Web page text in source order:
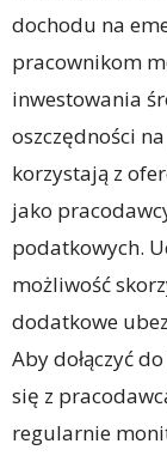
dochodu na
pracownikom
inwestowania
oszczędności
korzystają z
jako
podatkowych.
możliwość
dodatkowe
Aby dołączyć
się z
regularnie